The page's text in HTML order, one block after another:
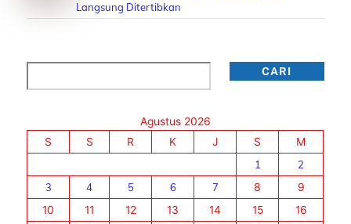
Langsung Ditertibkan
CARI
Agustus 2026
S
S R K J S
M
1
2
3
4 5 6 7 8
9
10
11 12 13 14 15
16